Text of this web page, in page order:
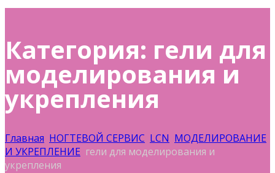
Категория: гели для
моделирования и
укрепления
Главная НОГТЕВОЙ СЕРВИС LCN МОДЕЛИРОВАНИЕ
И УКРЕПЛЕНИЕ гели для моделирования и
укрепления